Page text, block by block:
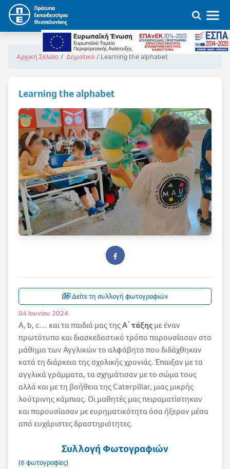
Αρχική Σελίδα Δημοτικό Learning the alphabet
Learning the alphabet
Δείτε τη συλλογή φωτογραφιών
04 Ιουνίου 2024
A, b, c… και τα παιδιά μας τηςΑ΄ τάξηςμε έναν
πρωτότυπο και διασκεδαστικό τρόπο παρουσίασαν στο
μάθημα των Αγγλικών το αλφάβητο που διδάχθηκαν
κατά τη διάρκεια της σχολικής χρονιάς. Έπαιξαν με τα
αγγλικά γράμματα, τα σχημάτισαν με το σώμα τους
αλλά και με τη βοήθεια της Caterpillar, μιας μικρής
λούτρινης κάμπιας. Οι μαθητές μας πειραματίστηκαν
και παρουσίασαν με ευρηματικότητα όσα ήξεραν μέσα
από ευχάριστες δραστηριότητες.
Συλλογή Φωτογραφιών
(6 φωτογραφίες)